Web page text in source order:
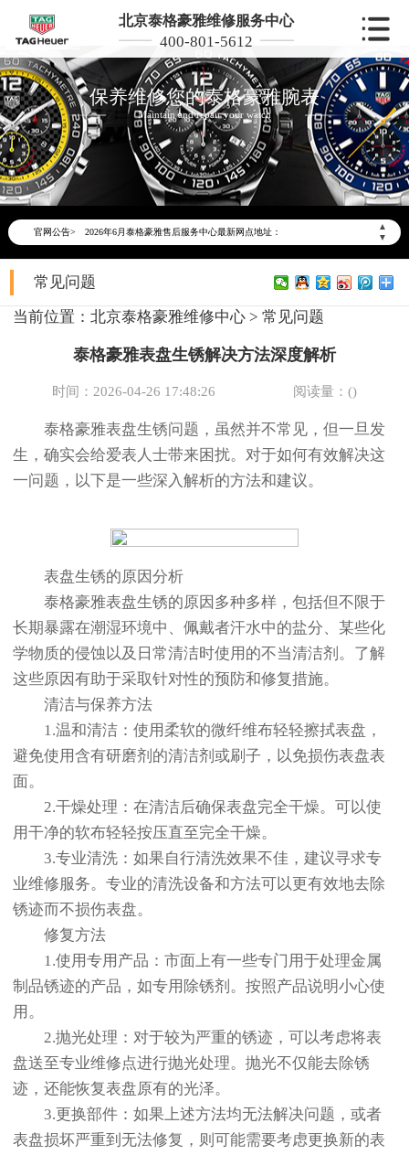
北京泰格豪雅维修服务中心
400-801-5612
保养维修您的泰格豪雅腕表
Maintain and repair your watch
官网公告>
▲
▼
2026年6月泰格豪雅北京市售后服务网络优化升级公告
2026年6月北京市泰格豪雅官方售后客户服务热线：400-801-5612
2026年6月泰格豪雅售后服务中心最新网点地址：
北京市东城区东长安街1号东方广场写字楼W3座6层602室（需提前预约）
北京市朝阳区建国门外大街甲6号华熙国际中心写字楼D座11层1102室（需提前预约）
节假日正常营业！
常见问题
当前位置： 北京泰格豪雅维修中心 > 常见问题
泰格豪雅表盘生锈解决方法深度解析
时间：2026-04-26 17:48:26 阅读量：()
泰格豪雅表盘生锈问题，虽然并不常见，但一旦发
生，确实会给爱表人士带来困扰。对于如何有效解决这
一问题，以下是一些深入解析的方法和建议。
表盘生锈的原因分析
泰格豪雅表盘生锈的原因多种多样，包括但不限于
长期暴露在潮湿环境中、佩戴者汗水中的盐分、某些化
学物质的侵蚀以及日常清洁时使用的不当清洁剂。了解
这些原因有助于采取针对性的预防和修复措施。
清洁与保养方法
1.温和清洁：使用柔软的微纤维布轻轻擦拭表盘，
避免使用含有研磨剂的清洁剂或刷子，以免损伤表盘表
面。
2.干燥处理：在清洁后确保表盘完全干燥。可以使
用干净的软布轻轻按压直至完全干燥。
3.专业清洗：如果自行清洗效果不佳，建议寻求专
业维修服务。专业的清洗设备和方法可以更有效地去除
锈迹而不损伤表盘。
修复方法
1.使用专用产品：市面上有一些专门用于处理金属
制品锈迹的产品，如专用除锈剂。按照产品说明小心使
用。
2.抛光处理：对于较为严重的锈迹，可以考虑将表
盘送至专业维修点进行抛光处理。抛光不仅能去除锈
迹，还能恢复表盘原有的光泽。
3.更换部件：如果上述方法均无法解决问题，或者
表盘损坏严重到无法修复，则可能需要考虑更换新的表